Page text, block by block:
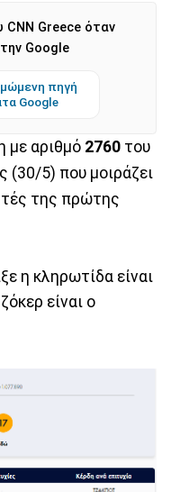
Greece όταν
Google
πηγή
Google
με αριθμό 2760 του
(30/5) που μοιράζει
της πρώτης
η κληρωτίδα είναι
είναι ο